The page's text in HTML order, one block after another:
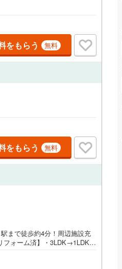
をもらう 無料
をもらう 無料
まで徒歩約4分！周辺施設充
フォーム済】・3LDK→1LDKに
コン設置■防犯カメラシステ